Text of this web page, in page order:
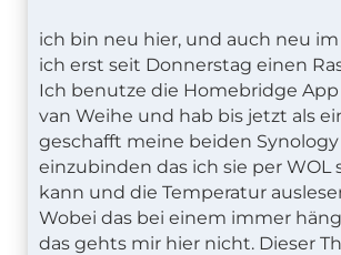
ich bin neu hier, und auch neu im
ich erst seit Donnerstag einen
Ich benutze die Homebridge App
van Weihe und hab bis jetzt als
geschafft meine beiden Synology
einzubinden das ich sie per WOL
kann und die Temperatur
Wobei das bei einem immer
das gehts mir hier nicht. Dieser